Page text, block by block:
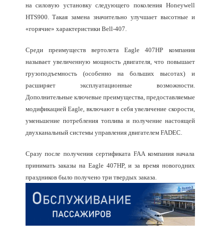
на силовую установку следующего поколения Honeywell
HTS900. Такая замена значительно улучшает высотные и
«горячие» характеристики Bell-407.
Среди преимуществ вертолета Eagle 407HP компания
называет увеличенную мощность двигателя, что повышает
грузоподъемность (особенно на больших высотах) и
расширяет эксплуатационные возможности.
Дополнительные ключевые преимущества, предоставляемые
модификацией Eagle, включают в себя увеличение скорости,
уменьшение потребления топлива и получение настоящей
двухканальный системы управления двигателем FADEC.
Сразу после получения сертификата FAA компания начала
принимать заказы на Eagle 407HP, и за время новогодних
праздников было получено три твердых заказа.